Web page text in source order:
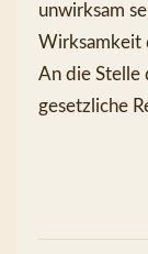
unwirksam
Wirksamkeit
An die Stelle
gesetzliche